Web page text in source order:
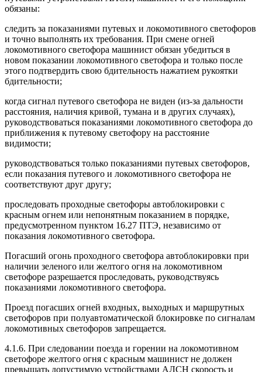
обязаны:
следить за показаниями путевых и локомотивного светофоров
и точно выполнять их требования. При смене огней
локомотивного светофора машинист обязан убедиться в
новом показании локомотивного светофора и только после
этого подтвердить свою бдительность нажатием рукоятки
бдительности;
когда сигнал путевого светофора не виден (из-за дальности
расстояния, наличия кривой, тумана и в других случаях),
руководствоваться показаниями локомотивного светофора до
приближения к путевому светофору на расстояние
видимости;
руководствоваться только показаниями путевых светофоров,
если показания путевого и локомотивного светофора не
соответствуют друг другу;
проследовать проходные светофоры автоблокировки с
красным огнем или непонятным показанием в порядке,
предусмотренном пунктом 16.27 ПТЭ, независимо от
показания локомотивного светофора.
Погасший огонь проходного светофора автоблокировки при
наличии зеленого или желтого огня на локомотивном
светофоре разрешается проследовать, руководствуясь
показаниями локомотивного светофора.
Проезд погасших огней входных, выходных и маршрутных
светофоров при полуавтоматической блокировке по сигналам
локомотивных светофоров запрещается.
4.1.6. При следовании поезда и горении на локомотивном
светофоре желтого огня с красным машинист не должен
превышать допустимую устройствами АЛСН скорость и